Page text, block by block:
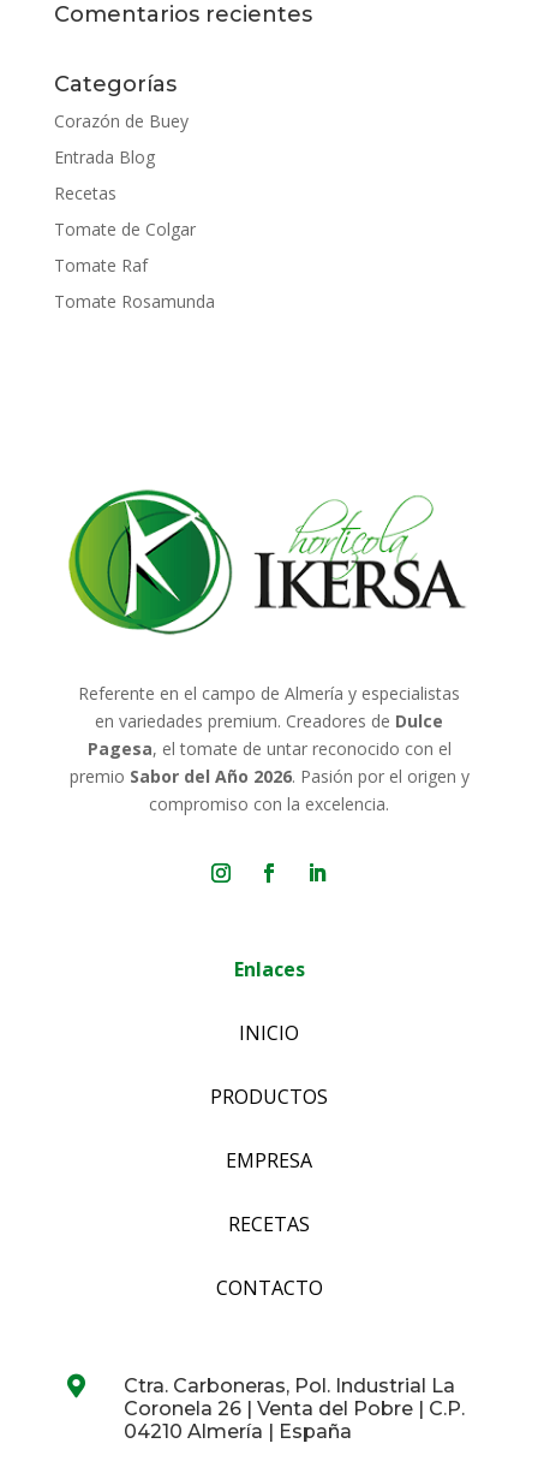
Comentarios recientes
Categorías
Corazón de Buey
Entrada Blog
Recetas
Tomate de Colgar
Tomate Raf
Tomate Rosamunda
Referente en el campo de Almería y especialistas
en variedades premium. Creadores de Dulce
Pagesa, el tomate de untar reconocido con el
premio Sabor del Año 2026. Pasión por el origen y
compromiso con la excelencia.
Enlaces
INICIO
PRODUCTOS
EMPRESA
RECETAS
CONTACTO

Ctra. Carboneras, Pol. Industrial La
Coronela 26 | Venta del Pobre | C.P.
04210 Almería | España